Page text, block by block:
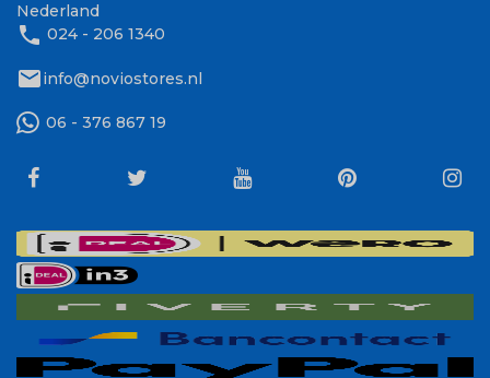
Nederland
phone 024 - 206 1340
mailinfo@noviostores.nl
06 - 376 867 19